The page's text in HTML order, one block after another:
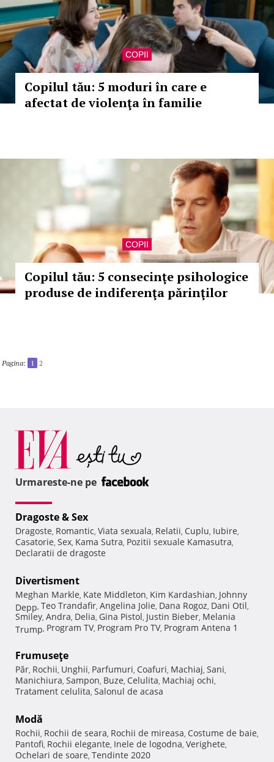
COPII
Copilul tău: 5 moduri în care e
afectat de violenţa în familie
COPII
Copilul tău: 5 consecinţe psihologice
produse de indiferenţa părinţilor
Pagina: 1 2
Urmareste-ne pe
Dragoste & Sex
Dragoste, Romantic, Viata sexuala, Relatii, Cuplu, Iubire,
Casatorie, Sex, Kama Sutra, Pozitii sexuale Kamasutra,
Declaratii de dragoste
Divertisment
Meghan Markle, Kate Middleton, Kim Kardashian, Johnny
Depp, Teo Trandafir, Angelina Jolie, Dana Rogoz, Dani Otil,
Smiley, Andra, Delia, Gina Pistol, Justin Bieber, Melania
Trump, Program TV, Program Pro TV, Program Antena 1
Frumuseţe
Păr, Rochii, Unghii, Parfumuri, Coafuri, Machiaj, Sani,
Manichiura, Sampon, Buze, Celulita, Machiaj ochi,
Tratament celulita, Salonul de acasa
Modă
Rochii, Rochii de seara, Rochii de mireasa, Costume de baie,
Pantofi, Rochii elegante, Inele de logodna, Verighete,
Ochelari de soare, Tendinte 2020